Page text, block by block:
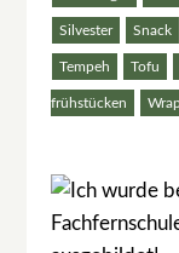
Silvester Snack
Tempeh Tofu
frühstücken